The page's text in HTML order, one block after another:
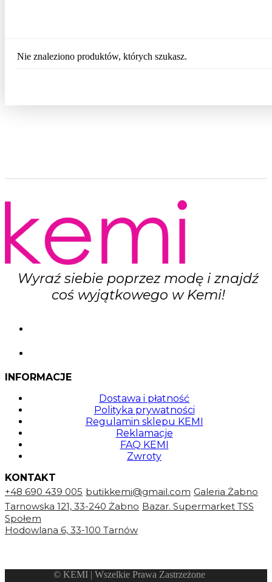
Nie znaleziono produktów, których szukasz.
Wyraź siebie poprzez modę i znajdź
coś wyjątkowego w Kemi!
INFORMACJE
Dostawa i płatność
Polityka prywatności
Regulamin sklepu KEMI
Reklamacje
FAQ KEMI
Zwroty
KONTAKT
+48 690 439 005 butikkemi@gmail.com Galeria Żabno
Tarnowska 121, 33-240 Żabno Bazar. Supermarket TSS
Społem
Hodowlana 6, 33-100 Tarnów
©️ KEMI | Wszelkie Prawa Zastrzeżone